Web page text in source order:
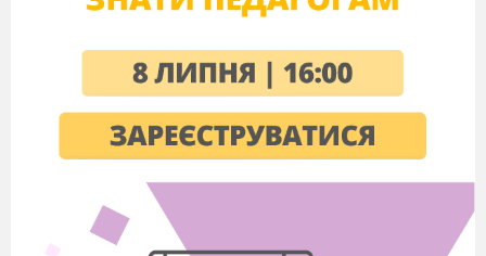
антистресовими
Ресурсна
вправа «Все
одно ти
молодець...»
15 хв.
«Вирішення
проблем»
5 хв.